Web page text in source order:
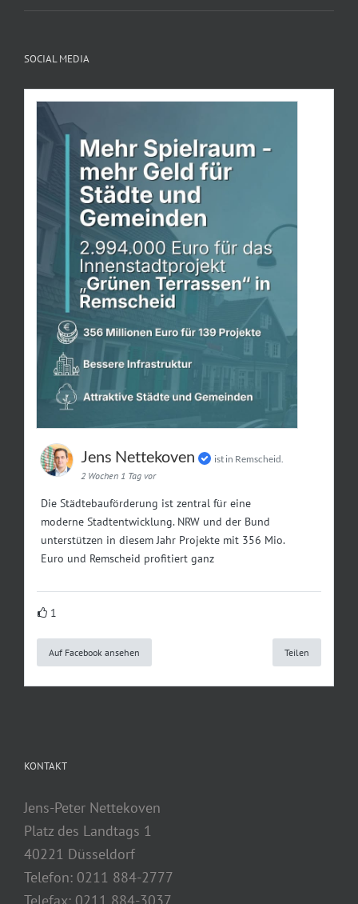
SOCIAL MEDIA
Jens Nettekoven
ist in Remscheid.
2 Wochen 1 Tag vor
Die Städtebauförderung ist zentral für eine
moderne Stadtentwicklung. NRW und der Bund
unterstützen in diesem Jahr Projekte mit 356 Mio.
Euro und Remscheid profitiert ganz
1
Auf Facebook ansehen Teilen
KONTAKT
Jens-Peter Nettekoven
Platz des Landtags 1
40221 Düsseldorf
Telefon: 0211 884-2777
Telefax: 0211 884-3037